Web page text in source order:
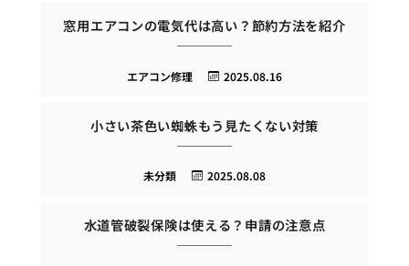
窓用エアコンの電気代は高い？節約方法を紹介
2025.08.16
エアコン修理
小さい茶色い蜘蛛もう見たくない対策
2025.08.08
未分類
水道管破裂保険は使える？申請の注意点